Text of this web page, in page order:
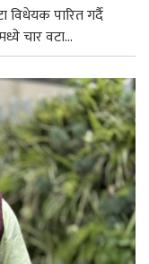
विधेयक पारित गर्दै
चार वटा...